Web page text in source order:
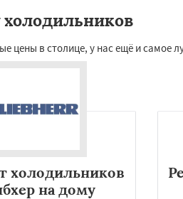
в столице, у нас ещё и самое
холодильников
на дому